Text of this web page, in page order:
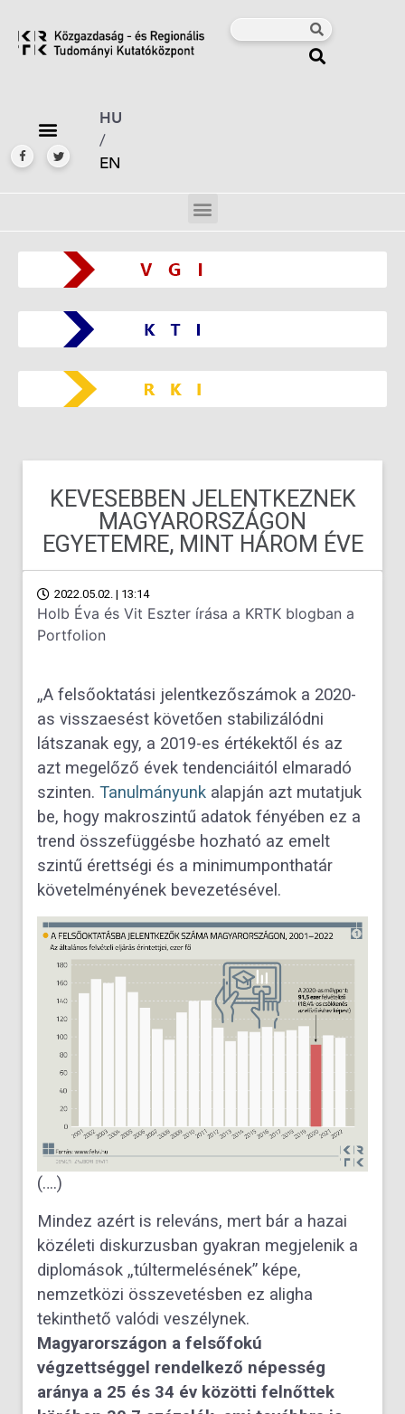
HU
/
EN
KEVESEBBEN JELENTKEZNEK
MAGYARORSZÁGON
EGYETEMRE, MINT HÁROM ÉVE
2022.05.02. | 13:14
Holb Éva és Vit Eszter írása a KRTK blogban a
Portfolion
„A felsőoktatási jelentkezőszámok a 2020-
as visszaesést követően stabilizálódni
látszanak egy, a 2019-es értékektől és az
azt megelőző évek tendenciáitól elmaradó
szinten. Tanulmányunk alapján azt mutatjuk
be, hogy makroszintű adatok fényében ez a
trend összefüggésbe hozható az emelt
szintű érettségi és a minimumponthatár
követelményének bevezetésével.
(….)
Mindez azért is releváns, mert bár a hazai
közéleti diskurzusban gyakran megjelenik a
diplomások „túltermelésének” képe,
nemzetközi összevetésben ez aligha
tekinthető valódi veszélynek.
Magyarországon a felsőfokú
végzettséggel rendelkező népesség
aránya a 25 és 34 év közötti felnőttek